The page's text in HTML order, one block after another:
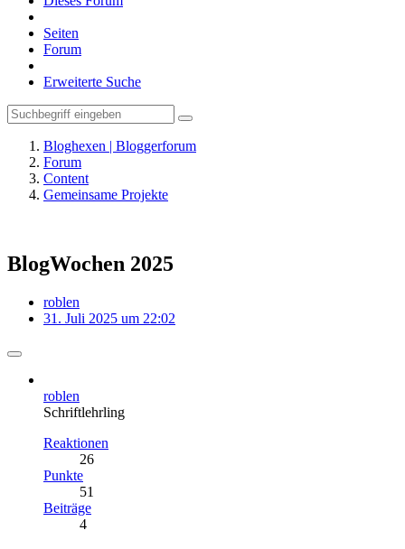
Seiten
Forum
Erweiterte Suche
Bloghexen | Bloggerforum
Forum
Content
Gemeinsame Projekte
BlogWochen 2025
roblen
31. Juli 2025 um 22:02
roblen
Schriftlehrling
Reaktionen
26
Punkte
51
Beiträge
4